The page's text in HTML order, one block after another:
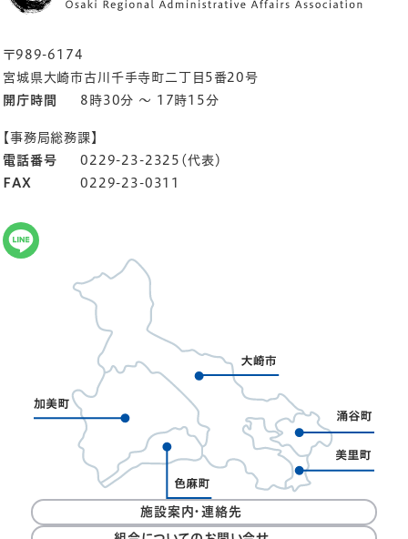
〒989-6174
宮城県大崎市古川千手寺町二丁目5番20号
開庁時間
8時30分 ～ 17時15分
【事務局総務課】
電話番号
0229-23-2325（代表）
FAX
0229-23-0311
施設案内・連絡先